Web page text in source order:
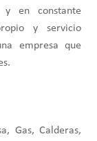
y en constante
y servicio
empresa que
Gas, Calderas,